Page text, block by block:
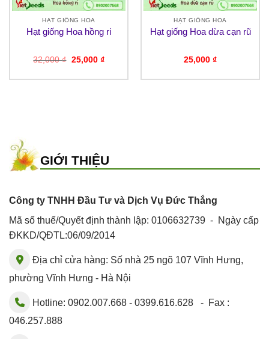
HẠT GIỐNG HOA
Hạt giống Hoa hồng ri
32,000₫ Giá
32,000 ₫.
25,000 ₫Giá
là:
HẠT GIỐNG HOA
Hạt giống Hoa dừa cạn rũ
25,000 ₫
GIỚI THIỆU
Công ty TNHH Đầu Tư và Dịch Vụ Đức Thắng
Mã số thuế/Quyết định thành lập: 0106632739 - Ngày cấp
ĐKKD/QĐTL:06/09/2014
Địa chỉ cửa hàng: Số nhà 25 ngõ 107 Vĩnh Hưng,
phường Vĩnh Hưng - Hà Nội
Hotline: 0902.007.668 - 0399.616.628 - Fax :
046.257.888